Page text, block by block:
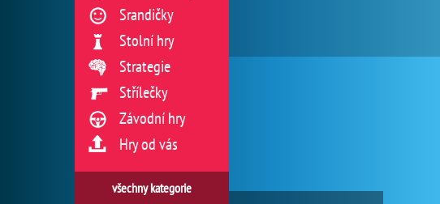
Srandičky
Stolní hry
Strategie
Střílečky
Závodní hry
Hry od vás
všechny kategorie